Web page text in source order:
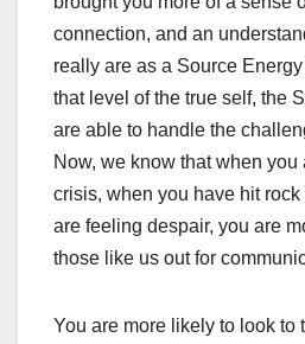
connection, and an
really are as a Source
that level of the true self, the
are able to handle the
Now, we know that when you
crisis, when you have hit
are feeling despair, you are
those like us out for
You are more likely to look to